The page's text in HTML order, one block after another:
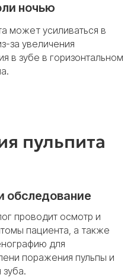
ночью
может усиливаться в
за увеличения
в зубе в горизонтальном
пульпита
обследование
проводит осмотр и
пациента, а также
для
поражения пульпы и